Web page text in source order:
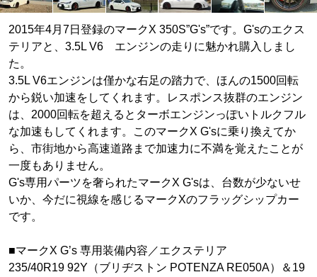
2015年4月7日登録のマークX 350S”G's”です。G'sのエクス
テリアと、3.5L V6 エンジンの走りに魅かれ購入しまし
た。
3.5L V6エンジンは僅かな右足の踏力で、ほんの1500回転
から鋭い加速をしてくれます。レスポンス抜群のエンジン
は、2000回転を超えるとターボエンジンっぽいトルクフル
な加速もしてくれます。このマークX G'sに乗り換えてか
ら、市街地から高速道路まで加速力に不満を覚えたことが
一度もありません。
G's専用パーツを奢られたマークX G'sは、台数が少ないせ
いか、今だに視線を感じるマークXのフラッグシップカー
です。
■マークX G’s 専用装備内容／エクステリア
235/40R19 92Y（ブリヂストン POTENZA RE050A）＆19